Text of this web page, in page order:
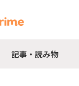
記事・読み物